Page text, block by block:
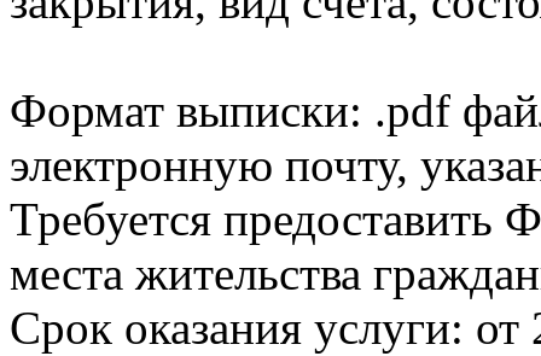
Формат выписки: .pdf
электронную почту,
Требуется
места жительства
Срок оказания услуги: от